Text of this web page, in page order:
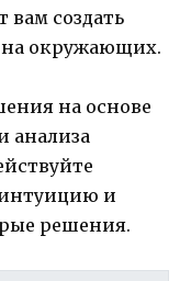
вам создать
на окружающих.
на основе
анализа
интуицию и
решения.